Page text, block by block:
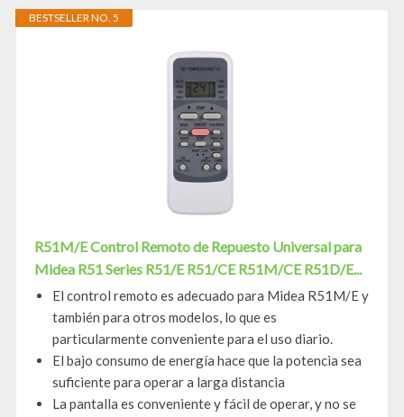
BESTSELLER NO. 5
R51M/E Control Remoto de Repuesto Universal para
Midea R51 Series R51/E R51/CE R51M/CE R51D/E...
El control remoto es adecuado para Midea R51M/E y
también para otros modelos, lo que es
particularmente conveniente para el uso diario.
El bajo consumo de energía hace que la potencia sea
suficiente para operar a larga distancia
La pantalla es conveniente y fácil de operar, y no se